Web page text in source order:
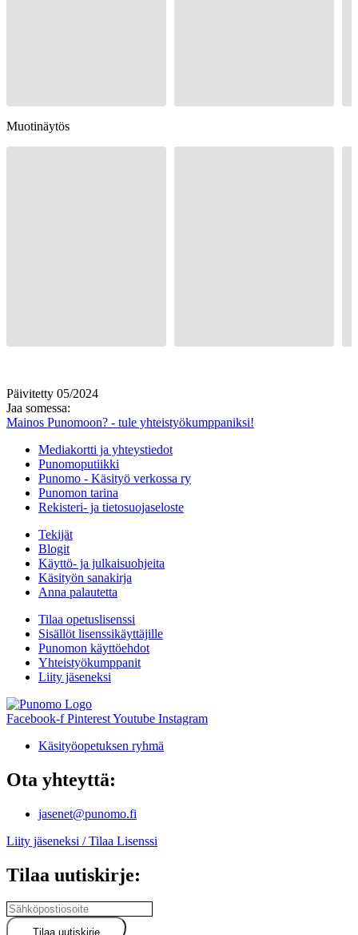
Muotinäytös
Päivitetty 05/2024
Jaa somessa:
Mainos Punomoon? - tule yhteistyökumppaniksi!
Mediakortti ja yhteystiedot
Punomoputiikki
Punomo - Käsityö verkossa ry
Punomon tarina
Rekisteri- ja tietosuojaseloste
Tekijät
Blogit
Käyttö- ja julkaisuohjeita
Käsityön sanakirja
Anna palautetta
Tilaa opetuslisenssi
Sisällöt lisenssikäyttäjille
Punomon käyttöehdot
Yhteistyökumppanit
Liity jäseneksi
Facebook-f PinterestYoutube Instagram
Käsityöopetuksen ryhmä
Ota yhteyttä:
jasenet@punomo.fi
Liity jäseneksi / Tilaa Lisenssi
Tilaa uutiskirje: